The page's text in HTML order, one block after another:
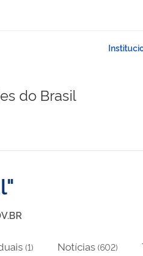
do Brasil
(1) Notícias (602)